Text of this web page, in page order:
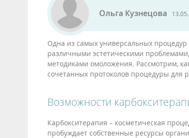
Ольга Кузнецова
Одна из самых универсальных процедур
различными эстетическими
методиками омоложения. Рассмотрим,
сочетанных протоколов процедуры для
Возможности
Карбокситерапия – косметическая
пробуждает собственные ресурсы